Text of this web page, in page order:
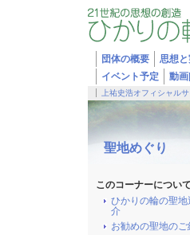
団体の概要 思想
イベント予定
動
上祐史浩オフィシャルサ
聖地めぐり
このコーナーについて
ひかりの輪の聖地
介
お勧めの聖地のご